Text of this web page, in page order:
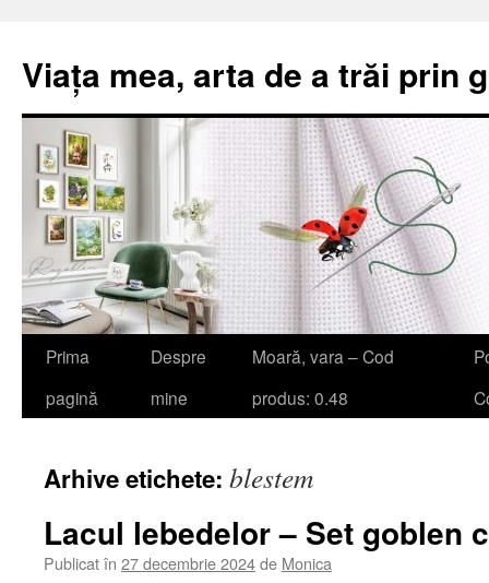
Viața mea, arta de a trăi prin
Sari
Prima
pagină
Despre
mine
Moară, vara – Cod
produs: 0.48
Arhive etichete: blestem
Lacul lebedelor – Set goblen
Publicat în 27 decembrie 2024de Monica